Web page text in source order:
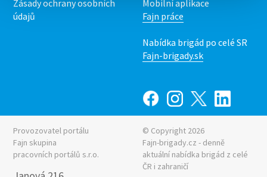
Zásady ochrany osobních
údajů
Mobilní aplikace
Fajn práce
Nabídka brigád po celé SR
Fajn-brigady.sk
Provozovatel portálu
Fajn skupina
pracovních portálů s.r.o.
© Copyright 2026
Fajn-brigady.cz - denně
aktuální nabídka brigád z celé
ČR i zahraničí